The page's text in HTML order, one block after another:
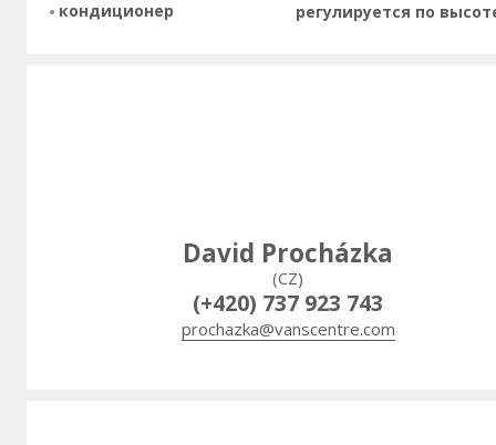
кондиционер регулируется по
David Procházka
(CZ)
(+420) 737 923 743
prochazka@vanscentre.com